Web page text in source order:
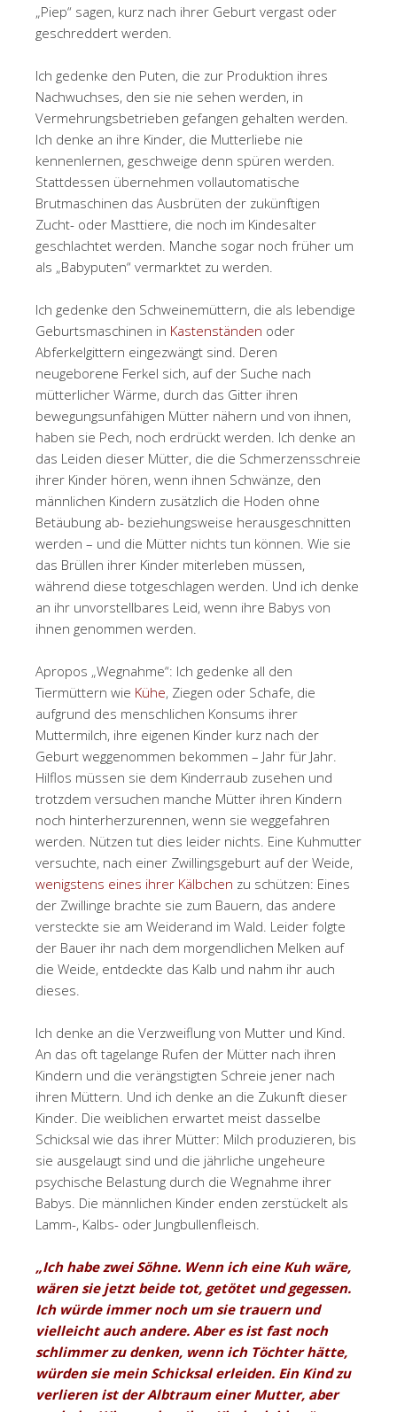
„Piep“ sagen, kurz nach ihrer Geburt vergast oder
geschreddert werden.
Ich gedenke den Puten, die zur Produktion ihres
Nachwuchses, den sie nie sehen werden, in
Vermehrungsbetrieben gefangen gehalten werden.
Ich denke an ihre Kinder, die Mutterliebe nie
kennenlernen, geschweige denn spüren werden.
Stattdessen übernehmen vollautomatische
Brutmaschinen das Ausbrüten der zukünftigen
Zucht- oder Masttiere, die noch im Kindesalter
geschlachtet werden. Manche sogar noch früher um
als „Babyputen“ vermarktet zu werden.
Ich gedenke den Schweinemüttern, die als lebendige
Geburtsmaschinen in Kastenständen oder
Abferkelgittern eingezwängt sind. Deren
neugeborene Ferkel sich, auf der Suche nach
mütterlicher Wärme, durch das Gitter ihren
bewegungsunfähigen Mütter nähern und von ihnen,
haben sie Pech, noch erdrückt werden. Ich denke an
das Leiden dieser Mütter, die die Schmerzensschreie
ihrer Kinder hören, wenn ihnen Schwänze, den
männlichen Kindern zusätzlich die Hoden ohne
Betäubung ab- beziehungsweise herausgeschnitten
werden – und die Mütter nichts tun können. Wie sie
das Brüllen ihrer Kinder miterleben müssen,
während diese totgeschlagen werden. Und ich denke
an ihr unvorstellbares Leid, wenn ihre Babys von
ihnen genommen werden.
Apropos „Wegnahme“: Ich gedenke all den
Tiermüttern wie Kühe, Ziegen oder Schafe, die
aufgrund des menschlichen Konsums ihrer
Muttermilch, ihre eigenen Kinder kurz nach der
Geburt weggenommen bekommen – Jahr für Jahr.
Hilflos müssen sie dem Kinderraub zusehen und
trotzdem versuchen manche Mütter ihren Kindern
noch hinterherzurennen, wenn sie weggefahren
werden. Nützen tut dies leider nichts. Eine Kuhmutter
versuchte, nach einer Zwillingsgeburt auf der Weide,
wenigstens eines ihrer Kälbchen zu schützen: Eines
der Zwillinge brachte sie zum Bauern, das andere
versteckte sie am Weiderand im Wald. Leider folgte
der Bauer ihr nach dem morgendlichen Melken auf
die Weide, entdeckte das Kalb und nahm ihr auch
dieses.
Ich denke an die Verzweiflung von Mutter und Kind.
An das oft tagelange Rufen der Mütter nach ihren
Kindern und die verängstigten Schreie jener nach
ihren Müttern. Und ich denke an die Zukunft dieser
Kinder. Die weiblichen erwartet meist dasselbe
Schicksal wie das ihrer Mütter: Milch produzieren, bis
sie ausgelaugt sind und die jährliche ungeheure
psychische Belastung durch die Wegnahme ihrer
Babys. Die männlichen Kinder enden zerstückelt als
Lamm-, Kalbs- oder Jungbullenfleisch.
„Ich habe zwei Söhne. Wenn ich eine Kuh wäre,
wären sie jetzt beide tot, getötet und gegessen.
Ich würde immer noch um sie trauern und
vielleicht auch andere. Aber es ist fast noch
schlimmer zu denken, wenn ich Töchter hätte,
würden sie mein Schicksal erleiden. Ein Kind zu
verlieren ist der Albtraum einer Mutter, aber